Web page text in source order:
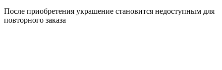
После приобретения украшение становится недоступным для
повторного заказа